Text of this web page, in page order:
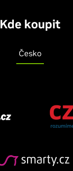
Kde koupit
Česko